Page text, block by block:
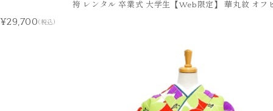
袴 レンタル 卒業式 大学生【Web限定】 華丸紋 オフ
¥29,700(税込)